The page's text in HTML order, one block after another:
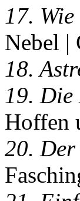
17.
Nebel |
18.
19. Die
Hoffen
20. Der